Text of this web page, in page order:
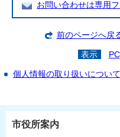
お問い合わせは専用
前のページへ戻
表示 PC
個人情報の取り扱いについて
市役所案内